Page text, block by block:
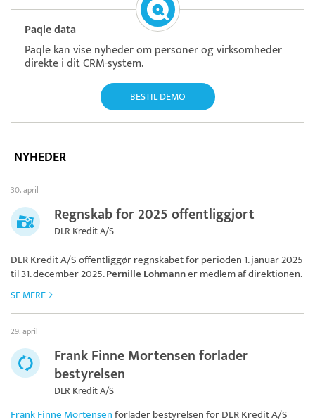
Paqle data
Paqle kan vise nyheder om personer og virksomheder
direkte i dit CRM-system.
BESTIL DEMO
NYHEDER
30. april
Regnskab for 2025 offentliggjort
DLR Kredit A/S
DLR Kredit A/Soffentliggør regnskabet for perioden 1. januar 2025
til 31. december 2025.Pernille Lohmanner medlem af direktionen.
SE MERE
29. april
Frank Finne Mortensen forlader
bestyrelsen
DLR Kredit A/S
Frank Finne Mortensenforlader bestyrelsen forDLR Kredit A/S